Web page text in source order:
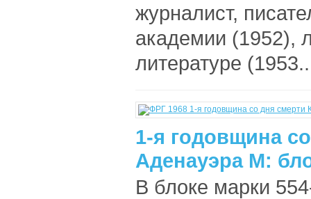
журналист,
академии (1952),
литературе (1953..
1-я годовщина
Аденауэра М:
В блоке марки